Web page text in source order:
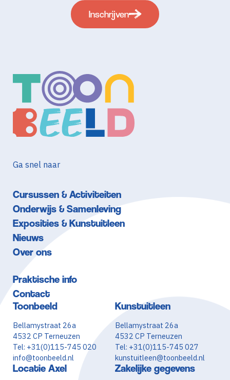
Inschrijven
Ga snel naar
Cursussen & Activiteiten
Onderwijs & Samenleving
Exposities & Kunstuitleen
Nieuws
Over ons
Praktische info
Contact
Toonbeeld
Bellamystraat 26a
4532 CP Terneuzen
Tel: +31(0)115-745 020
info@toonbeeld.nl
Kunstuitleen
Bellamystraat 26a
4532 CP Terneuzen
Tel: +31(0)115-745 027
kunstuitleen@toonbeeld.nl
Locatie Axel Zakelijke gegevens